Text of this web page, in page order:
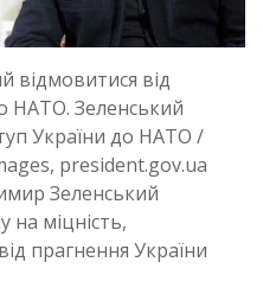
відмовитися від
НАТО. Зеленський
України до НАТО /
president.gov.ua
Зеленський
міцність,
прагнення України